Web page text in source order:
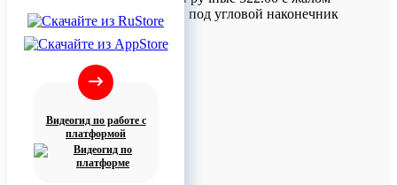
Видеогид по работе с
платформой
522.11 и отверткой под угловой наконечник
521.01